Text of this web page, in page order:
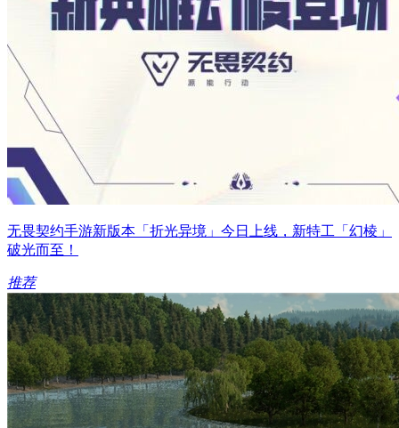
无畏契约手游新版本「折光异境」今日上线，新特工「幻棱」
破光而至！
推荐